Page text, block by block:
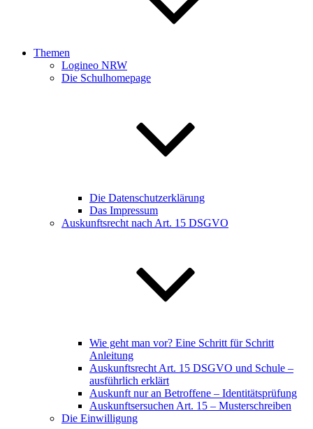
Themen
Logineo NRW
Die Schulhomepage
Die Datenschutzerklärung
Das Impressum
Auskunftsrecht nach Art. 15 DSGVO
Wie geht man vor? Eine Schritt für Schritt
Anleitung
Auskunftsrecht Art. 15 DSGVO und Schule –
ausführlich erklärt
Auskunft nur an Betroffene – Identitätsprüfung
Auskunftsersuchen Art. 15 – Musterschreiben
Die Einwilligung